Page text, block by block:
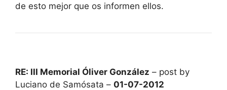
de esto mejor que os informen ellos.
RE: III Memorial Óliver González – post by
Luciano de Samósata – 01-07-2012